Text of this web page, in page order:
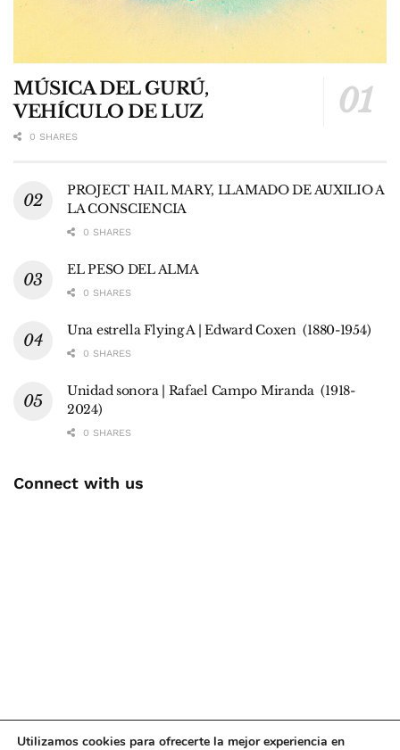
MÚSICA DEL GURÚ,
VEHÍCULO DE LUZ
0 SHARES
PROJECT HAIL MARY, LLAMADO DE AUXILIO A
LA CONSCIENCIA
0 SHARES
EL PESO DEL ALMA
0 SHARES
Una estrella Flying A | Edward Coxen (1880-1954)
0 SHARES
Unidad sonora | Rafael Campo Miranda (1918-
2024)
0 SHARES
Connect with us
Utilizamos cookies para ofrecerte la mejor experiencia en